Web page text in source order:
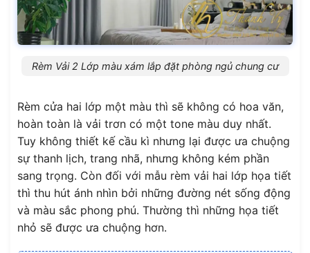
Rèm Vải 2 Lớp màu xám lắp đặt phòng ngủ chung cư
Rèm cửa hai lớp một màu thì sẽ không có hoa văn,
hoàn toàn là vải trơn có một tone màu duy nhất.
Tuy không thiết kế cầu kì nhưng lại được ưa chuộng
sự thanh lịch, trang nhã, nhưng không kém phần
sang trọng. Còn đối với mẫu rèm vải hai lớp họa tiết
thì thu hút ánh nhìn bởi những đường nét sống động
và màu sắc phong phú. Thường thì những họa tiết
nhỏ sẽ được ưa chuộng hơn.